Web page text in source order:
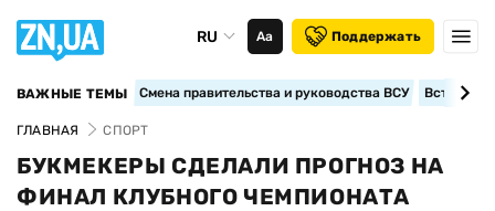
RU Аа Поддержать
ВАЖНЫЕ ТЕМЫ Смена правительства и руководства ВСУ
ГЛАВНАЯ СПОРТ
БУКМЕКЕРЫ СДЕЛАЛИ ПРОГНОЗ НА
ФИНАЛ КЛУБНОГО ЧЕМПИОНАТА